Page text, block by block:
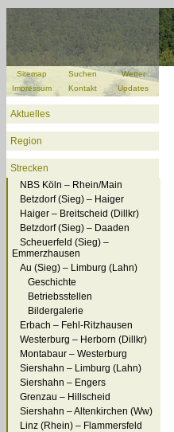
Sitemap Suchen
Wetter
Impressum
Kontakt Updates
Aktuelles
Region
Strecken
NBS Köln – Rhein/Main
Betzdorf (Sieg) – Haiger
Haiger – Breitscheid (Dillkr)
Betzdorf (Sieg) – Daaden
Scheuerfeld (Sieg) –
Emmerzhausen
Au (Sieg) – Limburg (Lahn)
Geschichte
Betriebsstellen
Bildergalerie
Erbach – Fehl-Ritzhausen
Westerburg – Herborn (Dillkr)
Montabaur – Westerburg
Siershahn – Limburg (Lahn)
Siershahn – Engers
Grenzau – Hillscheid
Siershahn – Altenkirchen (Ww)
Linz (Rhein) – Flammersfeld